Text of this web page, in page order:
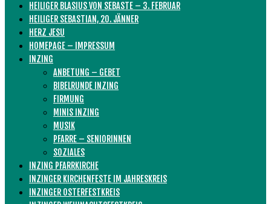
HEILIGER BLASIUS VON SEBASTE – 3. FEBRUAR
HEILIGER SEBASTIAN, 20. JÄNNER
HERZ JESU
HOMEPAGE – IMPRESSUM
INZING
ANBETUNG – GEBET
BIBELRUNDE INZING
FIRMUNG
MINIS INZING
MUSIK
PFARRE – SENIORINNEN
SOZIALES
INZING PFARRKIRCHE
INZINGER KIRCHENFESTE IM JAHRESKREIS
INZINGER OSTERFESTKREIS